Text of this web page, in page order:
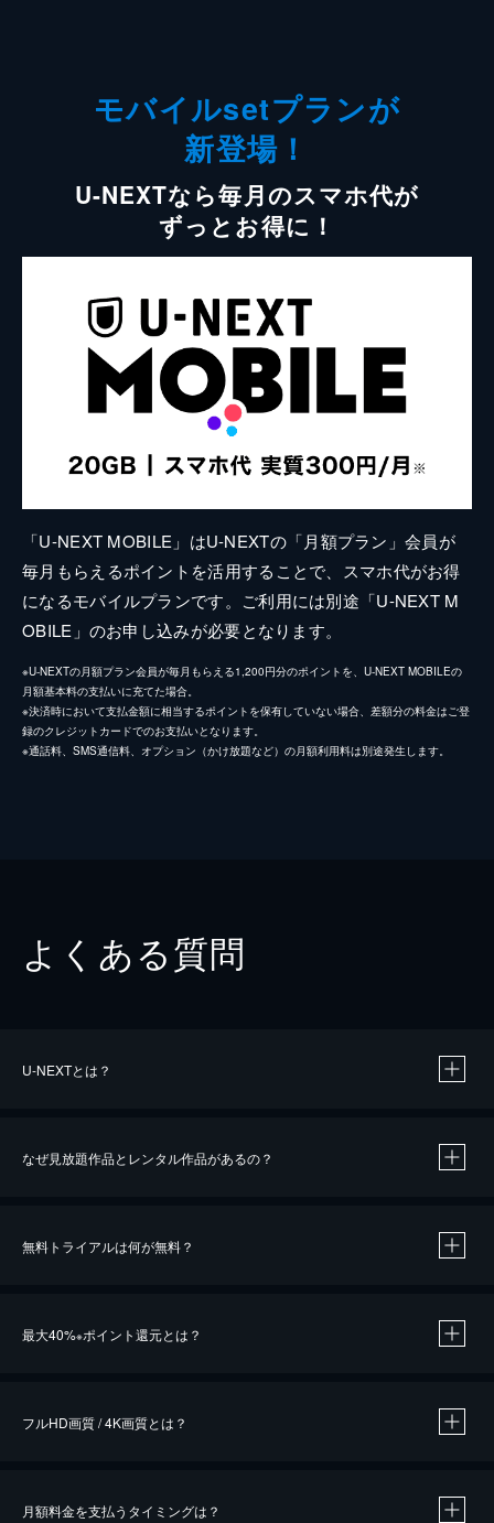
モバイルsetプランが
新登場！
U-NEXTなら毎月のスマホ代が
ずっとお得に！
「U-NEXT MOBILE」はU-NEXTの「月額プラン」会員が
毎月もらえるポイントを活用することで、スマホ代がお得
になるモバイルプランです。ご利用には別途「U-NEXT M
OBILE」のお申し込みが必要となります。
※U-NEXTの月額プラン会員が毎月もらえる1,200円分のポイントを、U-NEXT MOBILEの
月額基本料の支払いに充てた場合。
※決済時において支払金額に相当するポイントを保有していない場合、差額分の料金はご登
録のクレジットカードでのお支払いとなります。
※通話料、SMS通信料、オプション（かけ放題など）の月額利用料は別途発生します。
よくある質問
U-NEXTとは？
なぜ見放題作品とレンタル作品があるの？
無料トライアルは何が無料？
最大40%※ポイント還元とは？
※40％ポイント還元の対象は、クレジットカード決済による作品の購入 / レンタルです。
フルHD画質 / 4K画質とは？
月額料金を支払うタイミングは？